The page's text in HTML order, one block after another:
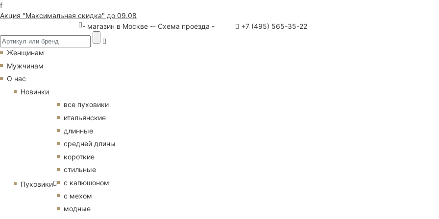
f
Акция "Максимальная скидка" до 09.08
- магазин в Москве -- Схема проезда - +7 (495) 565-35-22
Женщинам
Мужчинам
О нас
Новинки
Пуховики
все пуховики
итальянские
длинные
средней длины
короткие
стильные
с капюшоном
с мехом
модные